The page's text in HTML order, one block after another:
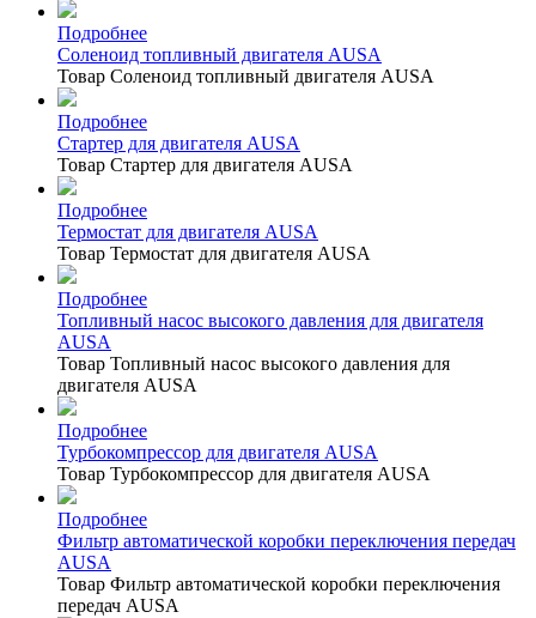
Подробнее
Соленоид топливный двигателя AUSA
Товар Соленоид топливный двигателя AUSA
Подробнее
Стартер для двигателя AUSA
Товар Стартер для двигателя AUSA
Подробнее
Термостат для двигателя AUSA
Товар Термостат для двигателя AUSA
Подробнее
Топливный насос высокого давления для двигателя
AUSA
Товар Топливный насос высокого давления для
двигателя AUSA
Подробнее
Турбокомпрессор для двигателя AUSA
Товар Турбокомпрессор для двигателя AUSA
Подробнее
Фильтр автоматической коробки переключения передач
AUSA
Товар Фильтр автоматической коробки переключения
передач AUSA